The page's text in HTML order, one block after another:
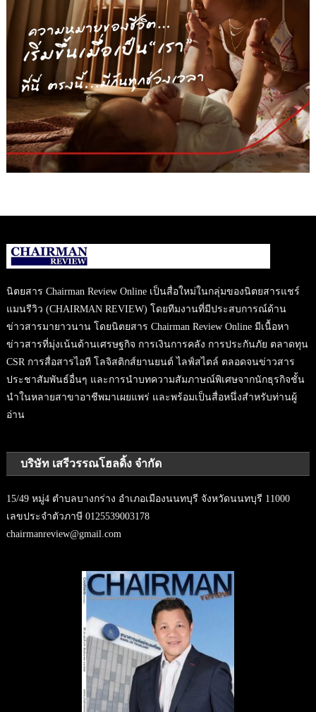
นิตยสาร Chairman Review Online เป็นสื่อใหม่ในกลุ่มของนิตยสารแชร์
แมนรีวิว (CHAIRMAN REVIEW) โดยทีมงานที่มีประสบการณ์ด้าน
ข่าวสารมายาวนาน โดยนิตยสาร Chairman Review Online มีเนื้อหา
ข่าวสารที่มุ่งเน้นด้านเศรษฐกิจ การเงินการคลัง การประกันภัย ตลาดทุน
CSR การสื่อสารไอที โลจิสติกส์ยานยนต์ ไลฟ์สไตล์ ตลอดจนข่าวสาร
ประชาสัมพันธ์อื่นๆ และการนำบทความสัมภาษณ์พิเศษจากนักธุรกิจชั้น
นำในหลายสาขาอาชีพมาเผยแพร่ และพร้อมเป็นสื่อหนึ่งสำหรับท่านผู้
อ่าน
บริษัท เสรีวรรณโฮลดิ้ง จำกัด
15/49 หมู่4 ตำบลบางกร่าง อำเภอเมืองนนทบุรี จังหวัดนนทบุรี 11000
เลขประจำตัวภาษี 0125539003178
chairmanreview@gmail.com